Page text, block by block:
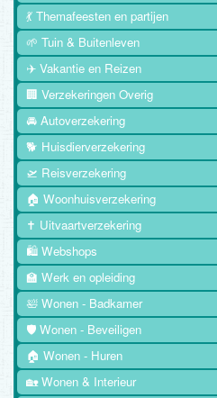
💃 Themafeesten en partijen
🌱 Tuin & Buitenleven
✈️ Vakantie en Reizen
🏢 Verzekeringen Overig
🚘 Autoverzekering
🐕 Huisdierverzekering
🛫 Reisverzekering
🏠 Woonhuisverzekering
✝️ Uitvaartverzekering
🛍️ Webshops
🏫 Werk en opleiding
🛀 Wonen - Badkamer
🛡️ Wonen - Beveiligen
🏠 Wonen - Huren
🏡 Wonen & Interieur